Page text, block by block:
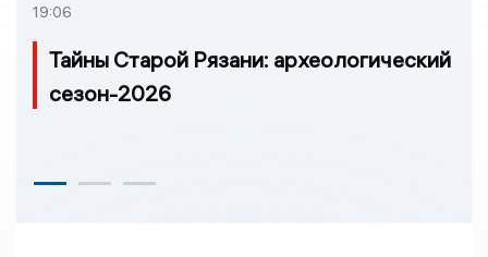
19:06
Тайны Старой Рязани: археологический
сезон-2026